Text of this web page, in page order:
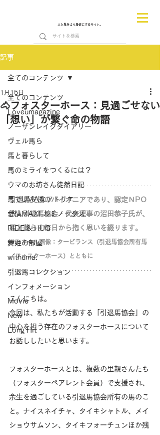
人と馬をより身近にするサイト。
記事
全てのコンテンツ
Loveumagazine
ノーザンレイクダイアリー
ヴェル馬ら
馬と暮らして
馬のミライをつくるには？
ウマのお坊さん徒然日記
馬でUMAなアトリエ
愛情MAX! ルミノックス
RIDE & HUG
舞姫の部屋
withuma.
引退馬コレクション
インフォメーション
Movie
New
Long Hit
全てのコンテンツ
🐴フォスターホース：見過ごせない
「想い」が繋ぐ命の物語
1月15日
引退馬支援のパイオニアであり、認定ＮPＯ
法人引退馬協会・代表理事の沼田恭子氏が、
馬と暮らす毎日から抱く思いを綴ります。
サムネール画像：タービランス（引退馬協会所有馬
／フォスターホース）とともに
こんにちは。
今回は、私たちが活動する「引退馬協会」の
中心を担う存在のフォスターホースについて
お話ししたいと思います。
フォスターホースとは、複数の里親さんたち
（フォスターペアレント会員）で支援され、
余生を過ごしている引退馬協会所有の馬のこ
と。ナイスネイチャ、タイキシャトル、メイ
ショウサムソン、タイキフォーチュンほか残